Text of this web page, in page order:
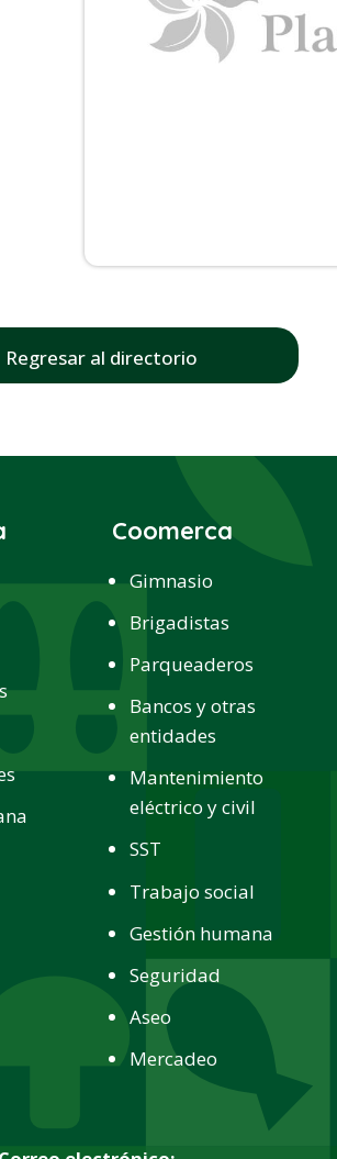
Regresar al directorio
Coomerca
Gimnasio
Brigadistas
Parqueaderos
Bancos y otras
entidades
Mantenimiento
eléctrico y civil
SST
Trabajo social
Gestión humana
Seguridad
Aseo
Mercadeo